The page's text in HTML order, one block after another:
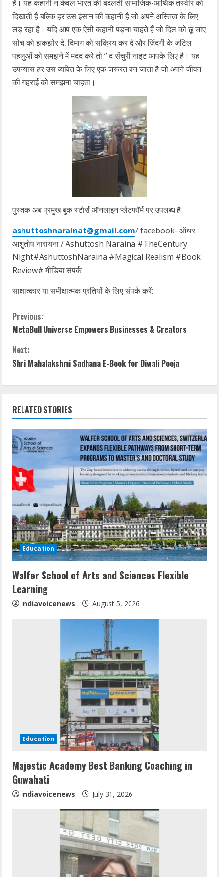
है। यह कहानी न केवल भारत की बदलती सामाजिक-आर्थिक तस्वीर को
दिखाती है बल्कि हर उस इंसान की कहानी है जो अपने अस्तित्व के लिए
लड़ रहा है। यदि आप एक ऐसी कहानी पड़ना चाहते हैं जो दिल को छू जाए
सोच को झकझोर दे, दिमाग को सक्रिय कर दे और जिंदगी के जटिल
पहलुओं को समझने में मदद करे तो ” द सेंचुरी नाइट आपके लिए है। यह
उपन्यास हर उस व्यक्ति के लिए एक जरूरत बन जाता है जो अपने जीवन
की गहराई को समझना चाहता।
पुस्तक अब प्रमुख बुक स्टोर्स ऑनलाइन प्लेटफॉर्म पर उपलब्ध है
ashuttoshnarainat@gmail.com/ facebook- ऑथर
आशुतोष नारायना / Ashuttosh Naraina #TheCentury
Night#AshuttoshNaraina #Magical Realism #Book
Review# मीडिया संपर्क
साक्षात्कार या समीक्षात्मक प्रतियों के लिए संपर्क करें:
C
o
n
t
i
n
u
e
R
e
a
d
i
n
g
Previous:
MetaBull Universe Empowers Businesses & Creators
Next:
Shri Mahalakshmi Sadhana E-Book for Diwali Pooja
RELATED STORIES
Education
Walfer School of Arts and Sciences Flexible
Learning
indiavoicenews August 5, 2026
Education
Majestic Academy Best Banking Coaching in
Guwahati
indiavoicenews July 31, 2026
2
PM Modi Video
3
Teamplus Staffing Solution Pvt Ltd AI
Staffing Leader
August 4, 2026